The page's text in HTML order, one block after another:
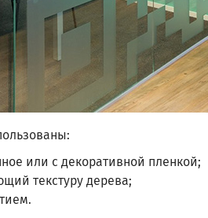
или с декоративной пленкой;
текстуру дерева;